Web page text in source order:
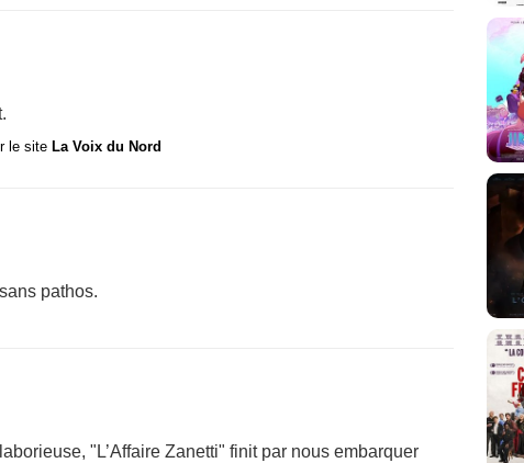
le site La Voix du Nord
pathos.
"L’Affaire Zanetti" finit par nous embarquer